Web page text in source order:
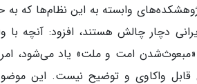
وابسته به این نظام‌ها که
دچار چالش هستند، افزود: آنچه
امت و ملت» یاد می‌شود،
قابل واکاوی و توضیح نیست. این